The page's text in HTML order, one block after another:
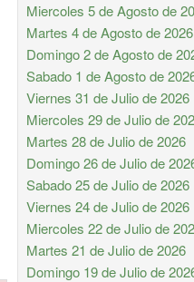
Miercoles 5 de Agosto de
Martes 4 de Agosto de 2026
Domingo 2 de Agosto de
Sabado 1 de Agosto de
Viernes 31 de Julio de 2026
Miercoles 29 de Julio de
Martes 28 de Julio de 2026
Domingo 26 de Julio de
Sabado 25 de Julio de 2026
Viernes 24 de Julio de 2026
Miercoles 22 de Julio de
Martes 21 de Julio de 2026
Domingo 19 de Julio de